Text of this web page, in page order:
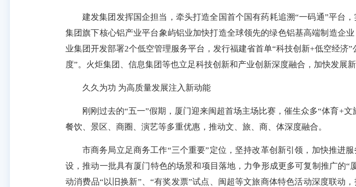
建发集团发挥国企担当，牵头打造全国首个国有药耗追溯“一码通”平台
集团旗下核心铝产业平台象屿铝业加快打造全球领先的绿色铝基高端制造企
业集团开发部署2个低空管理服务平台，发行福建省首单“科技创新+低空经济
度”。火炬集团、信息集团等也立足科技创新和产业创新深度融合，加快发展新
久久为功 为高质量发展注入新动能
刚刚过去的“五一”假期，厦门迎来闽超首场主场比赛，催生众多“体育+
餐饮、景区、商圈、演艺等多重优惠，推动文、旅、商、体深度融合。
市商务局立足商务工作“三个重要”定位，坚持改革创新引领，加快推进
设，推动一批具有厦门特色的场景和项目落地，力争形成更多可复制推广的
动消费品“以旧换新”、“有奖发票”试点、闽超等文旅商体特色活动深度联动